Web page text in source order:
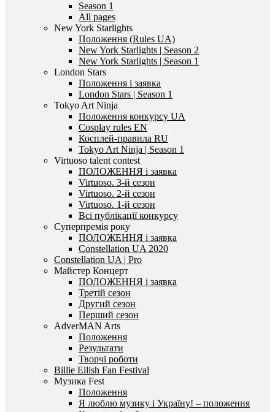
Season 1
All pages
New York Starlights
Положення (Rules UA)
New York Starlights | Season 2
New York Starlights | Season 1
London Stars
Положення і заявка
London Stars | Season 1
Tokyo Art Ninja
Положення конкурсу UA
Cosplay rules EN
Косплей-правила RU
Tokyo Art Ninja | Season 1
Virtuoso talent contest
ПОЛОЖЕННЯ і заявка
Virtuoso. 3-й сезон
Virtuoso. 2-й сезон
Virtuoso. 1-й сезон
Всі публікації конкурсу
Суперпремія року
ПОЛОЖЕННЯ і заявка
Constellation UA 2020
Constellation UA | Pro
Майстер Концерт
ПОЛОЖЕННЯ і заявка
Третій сезон
Другий сезон
Перший сезон
AdverMAN Arts
Положення
Результати
Творчі роботи
Billie Eilish Fan Festival
Музика Fest
Положення
Я люблю музику і Україну! – положення